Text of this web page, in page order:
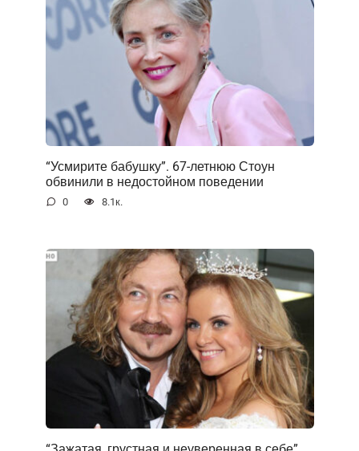
“Усмирите бабушку”. 67-летнюю Стоун
обвинили в недостойном поведении
0 8.1к.